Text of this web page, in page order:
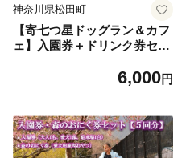
神奈川県松田町
【寄七つ星ドッグラン＆カフ
ェ】入園券＋ドリンク券セッ
6,000円